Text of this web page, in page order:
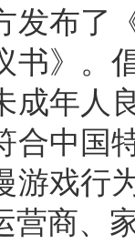
布了《
书》。
成年人
合中国
游戏行
营商、